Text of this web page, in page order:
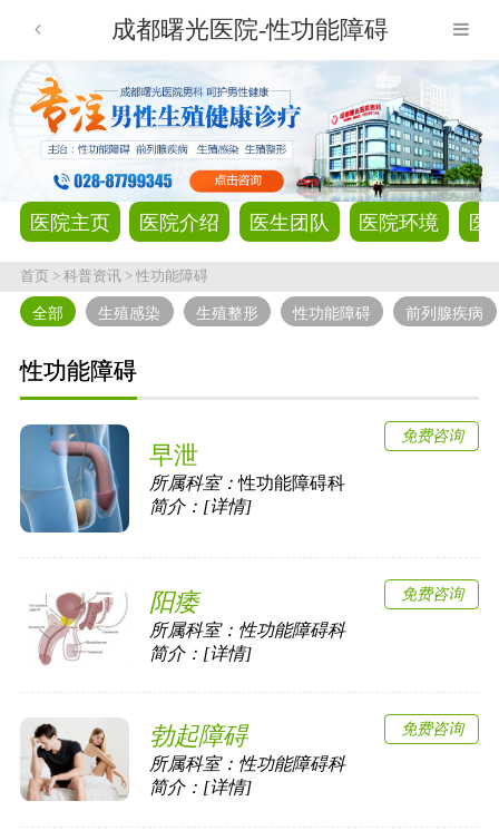
成都曙光医院-性功能障碍
医院主页 医院介绍 医生团队 医院环境 医
首页> 科普资讯> 性功能障碍
全部 生殖感染 生殖整形 性功能障碍 前列腺疾病
性功能障碍
早泄
所属科室：性功能障碍科
简介：[详情]
免费咨询
阳痿
所属科室： 性功能障碍科
简介：[详情]
免费咨询
勃起障碍
所属科室： 性功能障碍科
简介：[详情]
免费咨询